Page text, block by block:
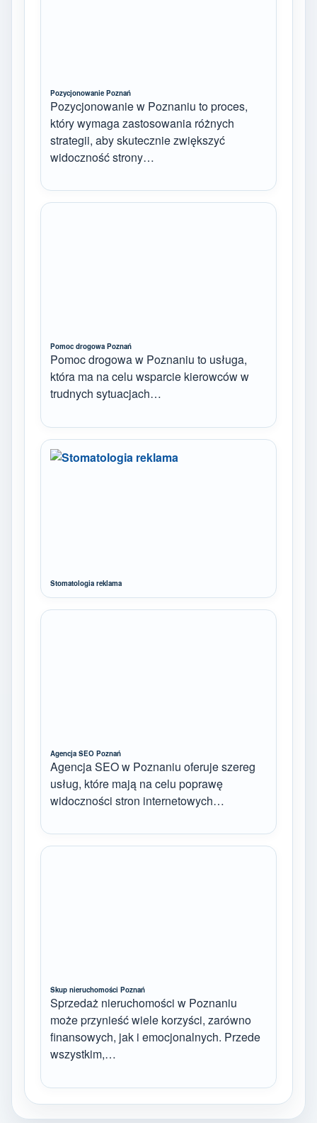
Pozycjonowanie Poznań
Pozycjonowanie w Poznaniu to proces,
który wymaga zastosowania różnych
strategii, aby skutecznie zwiększyć
widoczność strony…
Pomoc drogowa Poznań
Pomoc drogowa w Poznaniu to usługa,
która ma na celu wsparcie kierowców w
trudnych sytuacjach…
Stomatologia reklama
Agencja SEO Poznań
Agencja SEO w Poznaniu oferuje szereg
usług, które mają na celu poprawę
widoczności stron internetowych…
Skup nieruchomości Poznań
Sprzedaż nieruchomości w Poznaniu
może przynieść wiele korzyści, zarówno
finansowych, jak i emocjonalnych. Przede
wszystkim,…